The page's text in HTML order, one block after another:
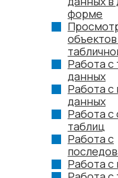
форме
Работа с
данных
Работа с
данных
Работа
таблиц
Работа с
Работа с